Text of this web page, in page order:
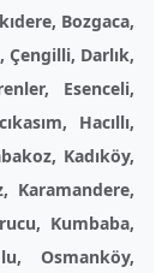
Bozgaca,
Çengilli, Darlık,
Esenceli,
Hacıllı,
Kadıköy,
Karamandere,
Kumbaba,
Osmanköy,